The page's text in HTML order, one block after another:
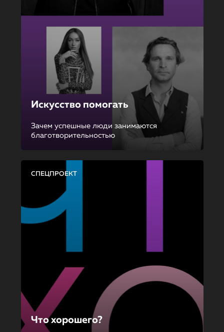
Искусство помогать
Зачем успешные люди занимаются
благотворительностью
СПЕЦПРОЕКТ
Что хорошего?